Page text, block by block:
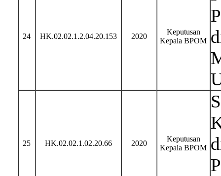
24 HK.02.02.1.2.04.20.153 2020
Keputusan
Kepala BPOM
25 HK.02.02.1.02.20.66 2020
Keputusan
Kepala BPOM